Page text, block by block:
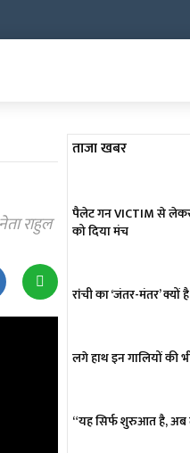
राहुल
ताजा खबर
पैलेट गन VICTIM से लेकर
को दिया मंच
रांची का ‘जंतर-मंतर’
लगे हाथ इन गालियों की
“यह सिर्फ शुरुआत है,